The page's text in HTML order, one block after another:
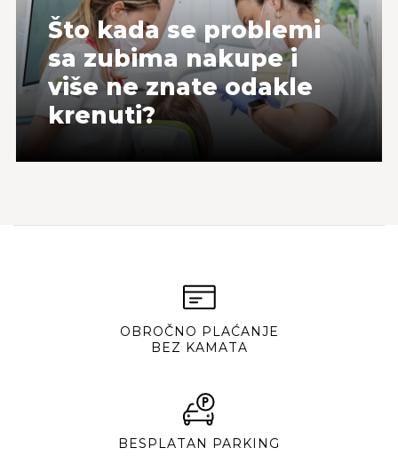
Što kada se problemi
sa zubima nakupe i
više ne znate odakle
krenuti?
OBROČNO PLAĆANJE
BEZ KAMATA
BESPLATAN PARKING